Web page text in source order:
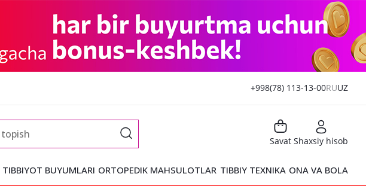
+998(78) 113-13-00RUUZ
Savat Shaxsiy hisob
TIBBIYOT BUYUMLARI ORTOPEDIK MAHSULOTLAR TIBBIY TEXNIKA ONA VA BOLA